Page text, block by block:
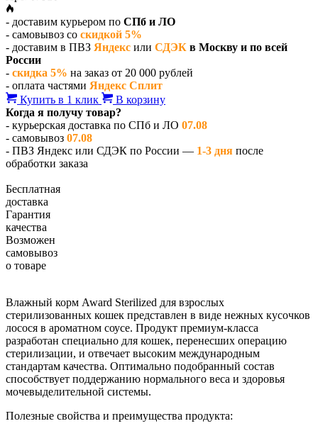
- доставим курьером по СПб и ЛО
- самовывоз со скидкой 5%
- доставим в ПВЗ Яндекс или СДЭК в Москву и по всей
России
- скидка 5% на заказ от 20 000 рублей
- оплата частями Яндекс Сплит
Купить в 1 клик
В корзину
Когда я получу товар?
- курьерская доставка по СПб и ЛО 07.08
- самовывоз 07.08
- ПВЗ Яндекс или СДЭК по России — 1-3 дня после
обработки заказа
Бесплатная
доставка
Гарантия
качества
Возможен
самовывоз
о товаре
Влажный корм Award Sterilized для взрослых
стерилизованных кошек представлен в виде нежных кусочков
лосося в ароматном соусе. Продукт премиум-класса
разработан специально для кошек, перенесших операцию
стерилизации, и отвечает высоким международным
стандартам качества. Оптимально подобранный состав
способствует поддержанию нормального веса и здоровья
мочевыделительной системы.
Полезные свойства и преимущества продукта: